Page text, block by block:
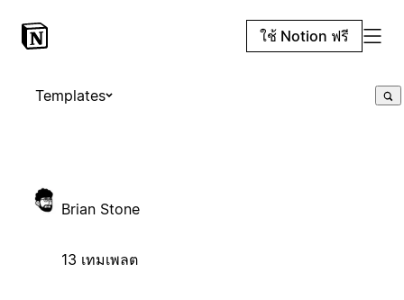
ใช้ Notion ฟรี
Templates
Brian Stone
13 เทมเพลต